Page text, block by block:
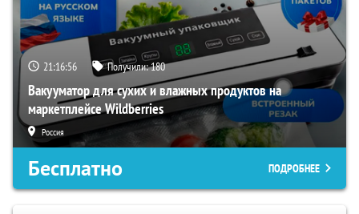
21:16:55 Получили:180
Вакууматор для сухих и влажных продуктов на
маркетплейсе Wildberries
Россия
Бесплатно ПОДРОБНЕЕ